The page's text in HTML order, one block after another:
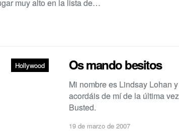
muy alto en la lista de…
Hollywood Os mando besitos
Mi nombre es Lindsay Lohan
acordáis de mí­ de la última
Busted.
19 de marzo de 2007